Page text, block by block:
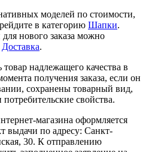
моделей по стоимости,
в категорию Шапки.
нового заказа можно
Доставка.
надлежащего качества в
получения заказа, если он
сохранены товарный вид,
свойства.
магазина оформляется
выдачи по адресу: Санкт-
30. К отправлению